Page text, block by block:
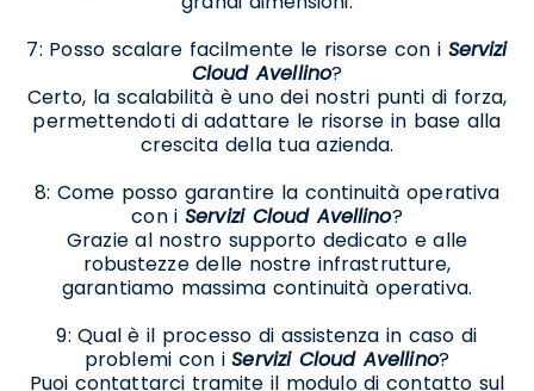
7: Posso scalare facilmente le risorse con i Servizi
Cloud Avellino?
Certo, la scalabilità è uno dei nostri punti di forza,
permettendoti di adattare le risorse in base alla
crescita della tua azienda.
8: Come posso garantire la continuità operativa
con iServizi Cloud Avellino?
Grazie al nostro supporto dedicato e alle
robustezze delle nostre infrastrutture,
garantiamo massima continuità operativa.
9: Qual è il processo di assistenza in caso di
problemi con iServizi Cloud Avellino?
Puoi contattarci tramite il modulo di contatto sul